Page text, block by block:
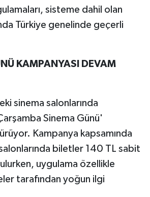
sisteme dahil olan
Türkiye genelinde geçerli
KAMPANYASI DEVAM
sinema salonlarında
Sinema Günü'
Kampanya kapsamında
salonlarında biletler 140 TL sabit
uygulama özellikle
tarafından yoğun ilgi